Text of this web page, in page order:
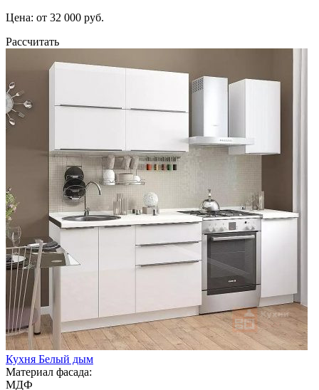
Цена: от 32 000 руб.
Рассчитать
Кухня Белый дым
Материал фасада:
МДФ